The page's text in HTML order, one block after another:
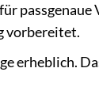
passgenaue
vorbereitet.
erheblich.